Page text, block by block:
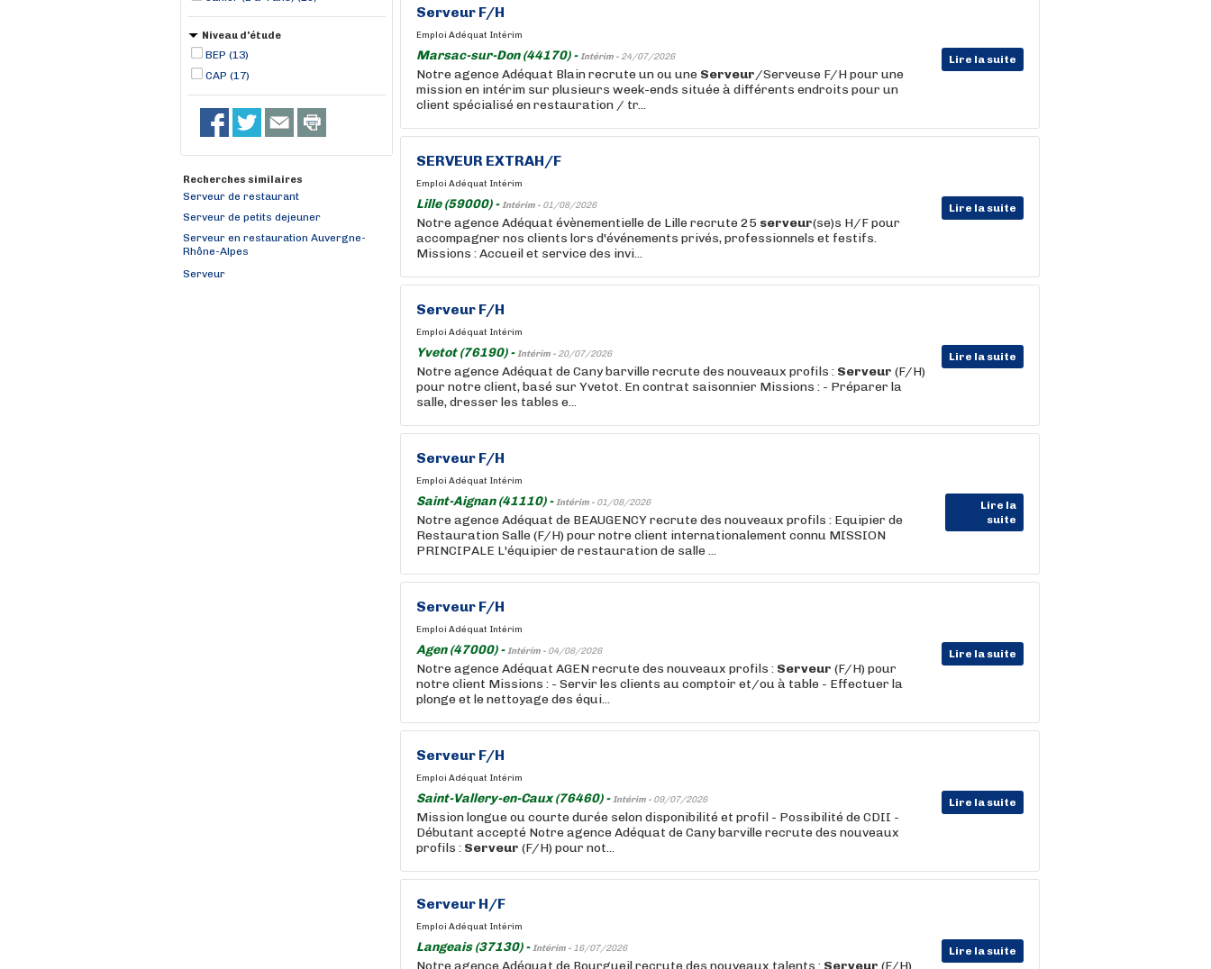
Niveau d'étude
BEP (13)
CAP (17)
Recherches similaires
Serveur de restaurant
Serveur de petits dejeuner
Serveur en restauration Auvergne-
Rhône-Alpes
Serveur
Serveur F/H
Emploi Adéquat Intérim
Marsac-sur-Don (44170) -Intérim - 24/07/2026 Lire la suite
Notre agence Adéquat Blain recrute un ou une Serveur/Serveuse F/H pour une
mission en intérim sur plusieurs week-ends située à différents endroits pour un
client spécialisé en restauration / tr...
SERVEUR EXTRAH/F
Emploi Adéquat Intérim
Lille (59000) -Intérim - 01/08/2026 Lire la suite
Notre agence Adéquat évènementielle de Lille recrute 25 serveur(se)s H/F pour
accompagner nos clients lors d'événements privés, professionnels et festifs.
Missions : Accueil et service des invi...
Serveur F/H
Emploi Adéquat Intérim
Yvetot (76190) -Intérim - 20/07/2026 Lire la suite
Notre agence Adéquat de Cany barville recrute des nouveaux profils : Serveur (F/H)
pour notre client, basé sur Yvetot. En contrat saisonnier Missions : - Préparer la
salle, dresser les tables e...
Serveur F/H
Emploi Adéquat Intérim
Saint-Aignan (41110) -Intérim - 01/08/2026
Lire la
suite
Notre agence Adéquat de BEAUGENCY recrute des nouveaux profils : Equipier de
Restauration Salle (F/H) pour notre client internationalement connu MISSION
PRINCIPALE L'équipier de restauration de salle ...
Serveur F/H
Emploi Adéquat Intérim
Agen (47000) -Intérim - 04/08/2026 Lire la suite
Notre agence Adéquat AGEN recrute des nouveaux profils : Serveur (F/H) pour
notre client Missions : - Servir les clients au comptoir et/ou à table - Effectuer la
plonge et le nettoyage des équi...
Serveur F/H
Emploi Adéquat Intérim
Saint-Vallery-en-Caux (76460) -Intérim - 09/07/2026 Lire la suite
Mission longue ou courte durée selon disponibilité et profil - Possibilité de CDII -
Débutant accepté Notre agence Adéquat de Cany barville recrute des nouveaux
profils : Serveur (F/H) pour not...
Serveur H/F
Emploi Adéquat Intérim
Langeais (37130) -Intérim - 16/07/2026 Lire la suite
Notre agence Adéquat de Bourgueil recrute des nouveaux talents : Serveur (F/H)